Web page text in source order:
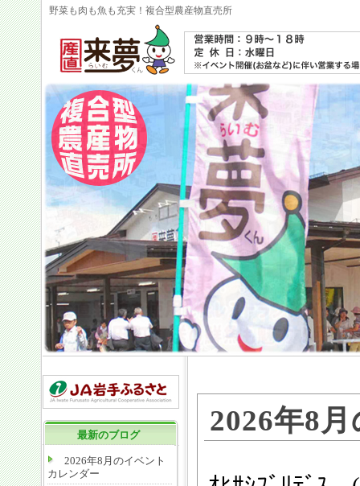
野菜も肉も魚も充実！複合型農産物直売所
最新のブログ
2026年8月のイベント
カレンダー
2026年8